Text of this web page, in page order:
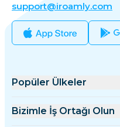
support@iroamly.com
Popüler Ülkeler
Amerika Birleşik Devletleri
Bizimle İş Ortağı Olun